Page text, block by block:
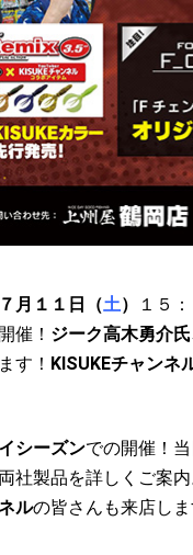
月１１日（土） １５
催！ ジーク高木勇介
す！ KISUKEチャンネ
シーズンでの開催！
社製品を詳しくご案
ルの皆さんも来店し